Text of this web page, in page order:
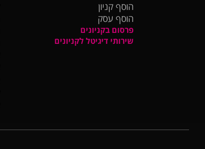
הוסף קניון
הוסף עסק
פרסום בקניונים
שירותי דיגיטל לקניונים